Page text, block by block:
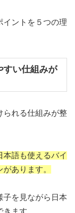
イントを５つの理
い仕組みが
られる仕組みが整
語も使えるバイ
あります。
子を見ながら日本